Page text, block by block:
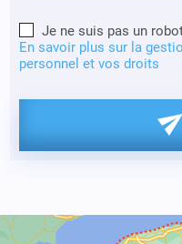
Je ne suis pas un
En savoir plus sur la
personnel et vos droits